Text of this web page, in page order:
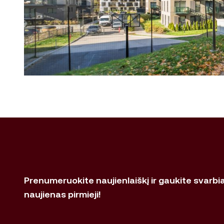
Prenumeruokite naujienlaiškį ir gaukite
naujienas pirmieji!